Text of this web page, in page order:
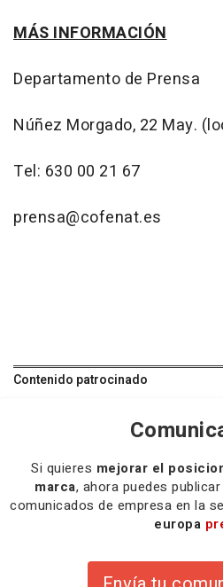
MÁS INFORMACIÓN
Departamento de Prensa
Núñez Morgado, 22 May.
Tel: 630 00 21 67
prensa@cofenat.es
Contenido patrocinado
Si quieres mejorar el
marca, ahora puedes
comunicados de empresa en la
europa